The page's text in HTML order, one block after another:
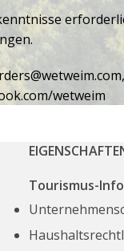
wetweim
Tourismus-